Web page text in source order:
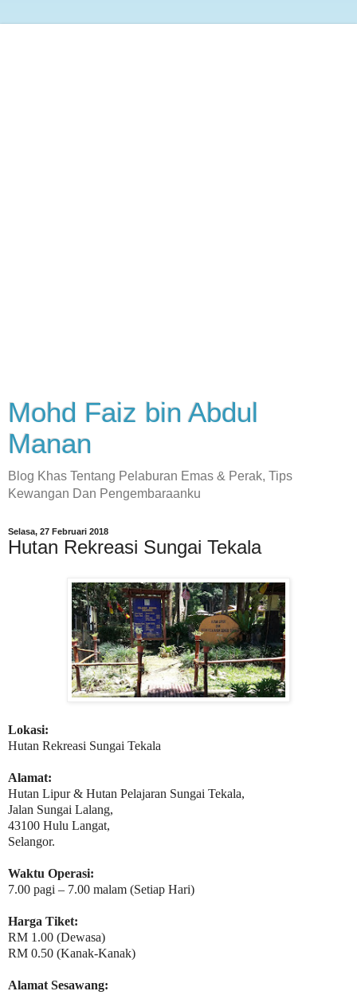
Mohd Faiz bin Abdul
Manan
Blog Khas Tentang Pelaburan Emas & Perak, Tips
Kewangan Dan Pengembaraanku
Selasa, 27 Februari 2018
Hutan Rekreasi Sungai Tekala
Lokasi:
Hutan Rekreasi Sungai Tekala
Alamat:
Hutan Lipur & Hutan Pelajaran Sungai Tekala,
Jalan Sungai Lalang,
43100 Hulu Langat,
Selangor.
Waktu Operasi:
7.00 pagi – 7.00 malam (Setiap Hari)
Harga Tiket:
RM 1.00 (Dewasa)
RM 0.50 (Kanak-Kanak)
Alamat Sesawang: